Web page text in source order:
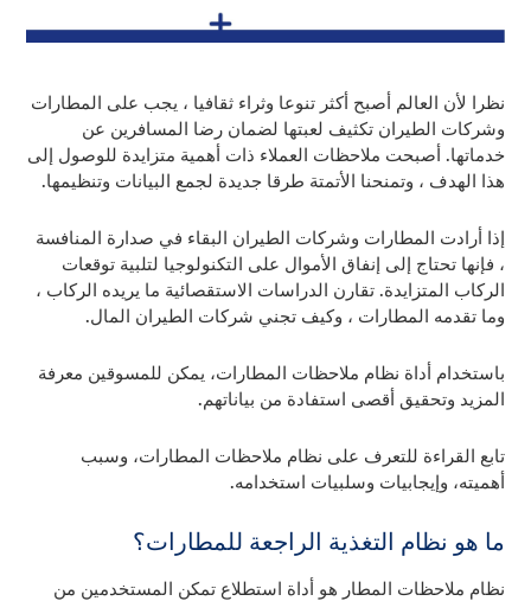
نظرا لأن العالم أصبح أكثر تنوعا وثراء ثقافيا ، يجب على المطارات
وشركات الطيران تكثيف لعبتها لضمان رضا المسافرين عن
خدماتها. أصبحت ملاحظات العملاء ذات أهمية متزايدة للوصول إلى
هذا الهدف ، وتمنحنا الأتمتة طرقا جديدة لجمع البيانات وتنظيمها.
إذا أرادت المطارات وشركات الطيران البقاء في صدارة المنافسة
، فإنها تحتاج إلى إنفاق الأموال على التكنولوجيا لتلبية توقعات
الركاب المتزايدة. تقارن الدراسات الاستقصائية ما يريده الركاب ،
وما تقدمه المطارات ، وكيف تجني شركات الطيران المال.
باستخدام أداة نظام ملاحظات المطارات، يمكن للمسوقين معرفة
المزيد وتحقيق أقصى استفادة من بياناتهم.
تابع القراءة للتعرف على نظام ملاحظات المطارات، وسبب
أهميته، وإيجابيات وسلبيات استخدامه.
ما هو نظام التغذية الراجعة للمطارات؟
نظام ملاحظات المطار هو أداة استطلاع تمكن المستخدمين من